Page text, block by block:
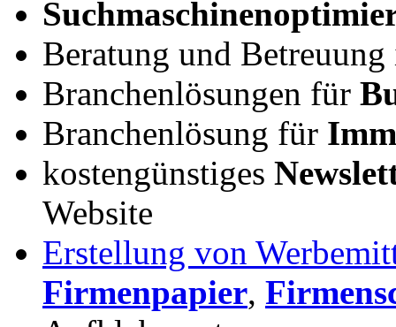
Beratung und
Branchenlösungen für
Branchenlösung für
kostengünstiges
Website
Erstellung von
Firmenpapier,